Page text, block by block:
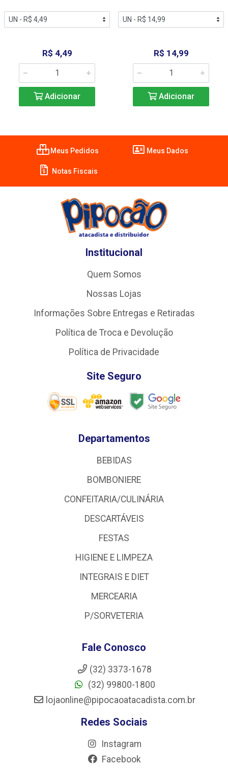
R$ 4,49
Adicionar
R$ 14,99
Adicionar
Meus Pedidos Meus Dados
Notas Fiscais
Institucional
Quem Somos
Nossas Lojas
Informações Sobre Entregas e Retiradas
Política de Troca e Devolução
Política de Privacidade
Site Seguro
Departamentos
BEBIDAS
BOMBONIERE
CONFEITARIA/CULINÁRIA
DESCARTÁVEIS
FESTAS
HIGIENE E LIMPEZA
INTEGRAIS E DIET
MERCEARIA
P/SORVETERIA
Fale Conosco
(32) 3373-1678
(32) 99800-1800
lojaonline@pipocaoatacadista.com.br
Redes Sociais
Instagram
Facebook